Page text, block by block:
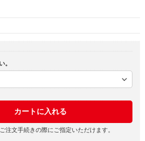
。
注文手続きの際にご指定いただけます。